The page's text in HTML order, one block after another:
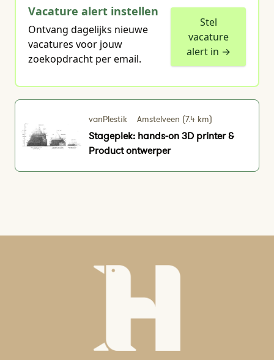
Vacature alert instellen
Ontvang dagelijks nieuwe
vacatures voor jouw
zoekopdracht per email.
Stel
vacature
alert in →
vanPlestik Amstelveen (7.4 km)
Stageplek: hands-on 3D printer &
Product ontwerper